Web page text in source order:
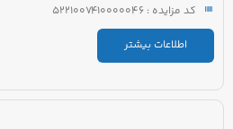
کد مزایده : 5221007410000046
اطلاعات بیشتر